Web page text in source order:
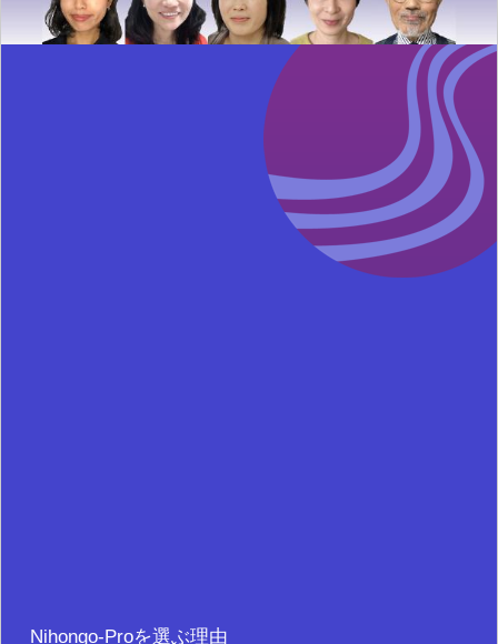
Nihongo-Proを選ぶ理由